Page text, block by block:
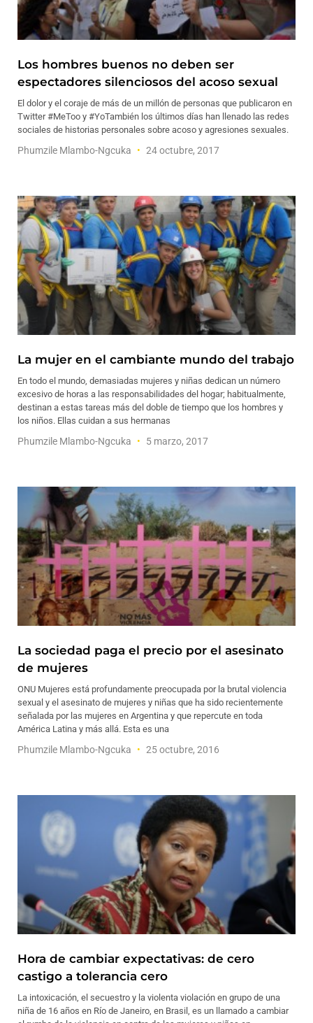
Los hombres buenos no deben ser
espectadores silenciosos del acoso sexual
El dolor y el coraje de más de un millón de personas que publicaron en
Twitter #MeToo y #YoTambién los últimos días han llenado las redes
sociales de historias personales sobre acoso y agresiones sexuales.
Phumzile Mlambo-Ngcuka 24 octubre, 2017
La mujer en el cambiante mundo del trabajo
En todo el mundo, demasiadas mujeres y niñas dedican un número
excesivo de horas a las responsabilidades del hogar; habitualmente,
destinan a estas tareas más del doble de tiempo que los hombres y
los niños. Ellas cuidan a sus hermanas
Phumzile Mlambo-Ngcuka 5 marzo, 2017
La sociedad paga el precio por el asesinato
de mujeres
ONU Mujeres está profundamente preocupada por la brutal violencia
sexual y el asesinato de mujeres y niñas que ha sido recientemente
señalada por las mujeres en Argentina y que repercute en toda
América Latina y más allá. Esta es una
Phumzile Mlambo-Ngcuka 25 octubre, 2016
Hora de cambiar expectativas: de cero
castigo a tolerancia cero
La intoxicación, el secuestro y la violenta violación en grupo de una
niña de 16 años en Río de Janeiro, en Brasil, es un llamado a cambiar